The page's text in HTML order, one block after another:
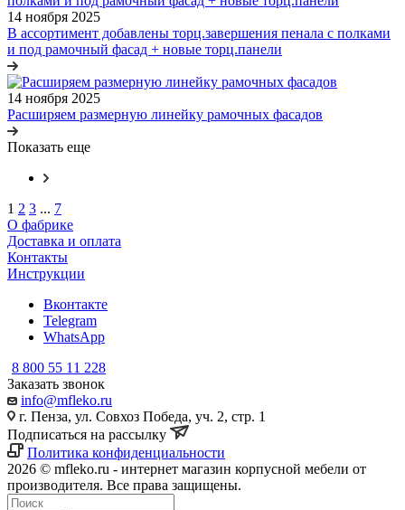
14 ноября 2025
В ассортимент добавлены торц.завершения пенала с полками
и под рамочный фасад + новые торц.панели
14 ноября 2025
Расширяем размерную линейку рамочных фасадов
Показать еще
1 2 3 ... 7
О фабрике
Доставка и оплата
Контакты
Инструкции
Вконтакте
Telegram
WhatsApp
8 800 55 11 228
Заказать звонок
info@mfleko.ru
г. Пенза, ул. Совхоз Победа, уч. 2, стр. 1
Подписаться на рассылку
Политика конфиденциальности
2026 © mfleko.ru - интернет магазин корпусной мебели от
производителя. Все права защищены.